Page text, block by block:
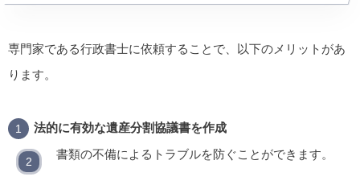
専門家である行政書士に依頼することで、以下のメリットがあ
ります。
法的に有効な遺産分割協議書を作成
書類の不備によるトラブルを防ぐことができます。